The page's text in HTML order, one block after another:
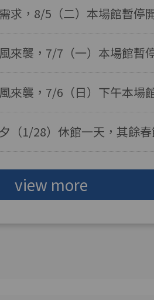
求，8/5（二）本場館暫停
來襲，7/7（一）本場館暫
來襲，7/6（日）下午本場
（1/28）休館一天，其餘春
view more